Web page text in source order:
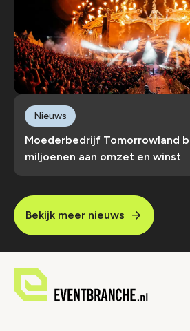
Moederbedrijf Tomorrowland
miljoenen aan omzet en winst
Nieuws
Bekijk meer nieuws